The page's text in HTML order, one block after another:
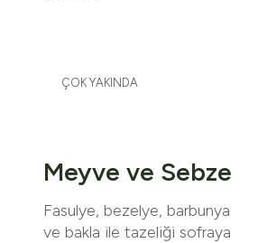
ÇOK YAKINDA
Meyve ve Sebze
Fasulye, bezelye, barbunya
ve bakla ile tazeliği sofraya